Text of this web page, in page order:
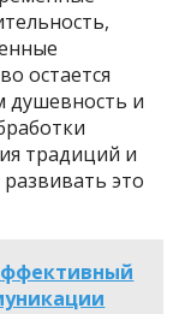
остается
душевность и
традиций и
это